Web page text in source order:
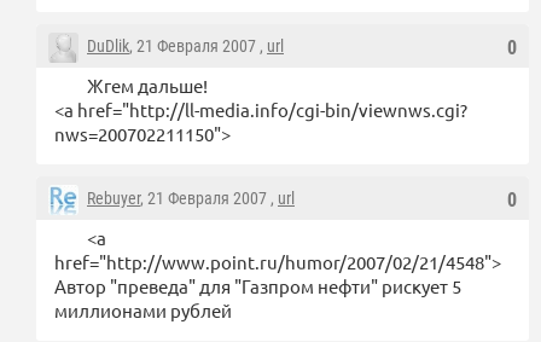
0
DuDlik, 21 Февраля 2007 , url
Жгем дальше!
<a href="http://ll-media.info/cgi-bin/viewnws.cgi?
nws=200702211150">
0
Rebuyer, 21 Февраля 2007 , url
<a
href="http://www.point.ru/humor/2007/02/21/4548">
Автор "преведа" для "Газпром нефти" рискует 5
миллионами рублей